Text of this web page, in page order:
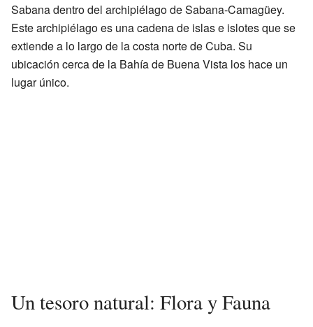
Sabana dentro del archipiélago de Sabana-Camagüey.
Este archipiélago es una cadena de islas e islotes que se
extiende a lo largo de la costa norte de Cuba. Su
ubicación cerca de la Bahía de Buena Vista los hace un
lugar único.
Un tesoro natural: Flora y Fauna